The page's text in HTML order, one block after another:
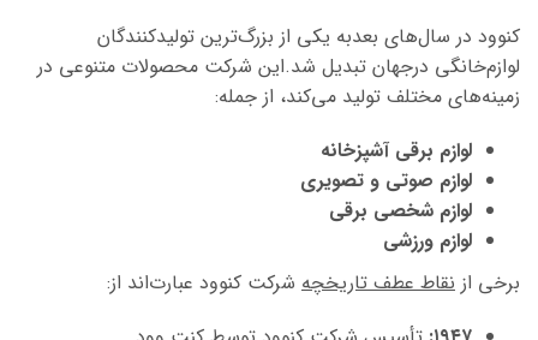
کنوود در سال‌های بعدبه یکی از بزرگ‌ترین تولیدکنندگان
لوازم‌خانگی درجهان تبدیل شد.این شرکت محصولات متنوعی در
زمینه‌های مختلف تولید می‌کند، از جمله:
لوازم برقی آشپزخانه
لوازم صوتی و تصویری
لوازم شخصی برقی
لوازم ورزشی
برخی از نقاط عطف تاریخچه شرکت کنوود عبارت‌اند از: